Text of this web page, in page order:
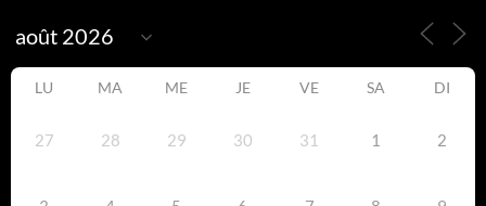
LU MA ME JE VE SA DI
27 28 29 30 31 1 2